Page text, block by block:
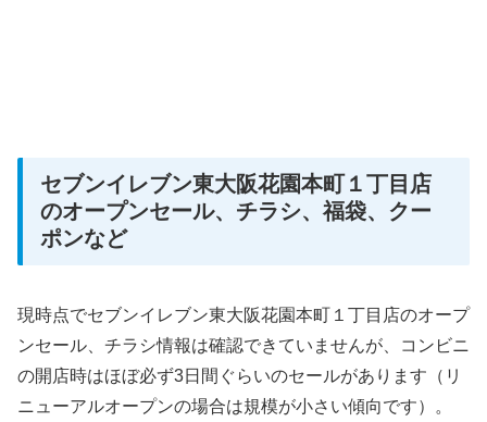
セブンイレブン東大阪花園本町１丁目店
のオープンセール、チラシ、福袋、クー
ポンなど
現時点でセブンイレブン東大阪花園本町１丁目店のオープ
ンセール、チラシ情報は確認できていませんが、コンビニ
の開店時はほぼ必ず3日間ぐらいのセールがあります（リ
ニューアルオープンの場合は規模が小さい傾向です）。